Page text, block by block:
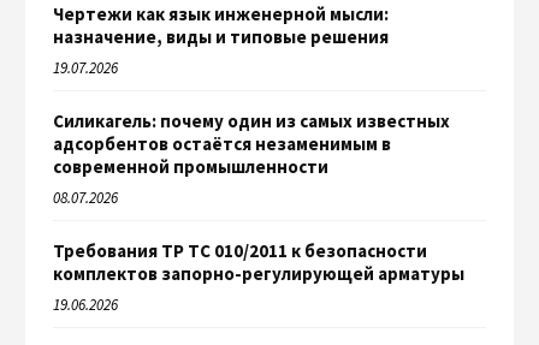
Чертежи как язык инженерной мысли:
назначение, виды и типовые решения
19.07.2026
Силикагель: почему один из самых известных
адсорбентов остаётся незаменимым в
современной промышленности
08.07.2026
Требования ТР ТС 010/2011 к безопасности
комплектов запорно-регулирующей арматуры
19.06.2026